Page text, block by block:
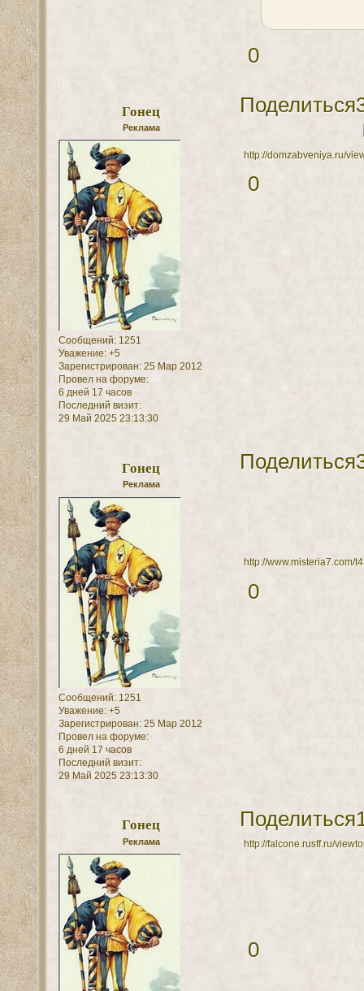
0
Поделиться
Гонец
Реклама
Сообщений:1251
Уважение: +5
Зарегистрирован: 25 Мар 2012
Провел на форуме:
6 дней 17 часов
Последний визит:
29 Май 2025 23:13:30
http://domzabveniya.ru/
0
Поделиться
Гонец
Реклама
Сообщений:1251
Уважение: +5
Зарегистрирован: 25 Мар 2012
Провел на форуме:
6 дней 17 часов
Последний визит:
29 Май 2025 23:13:30
http://www.misteria7.com/
0
Поделиться
Гонец
Реклама http://falcone.rusff.ru/
0